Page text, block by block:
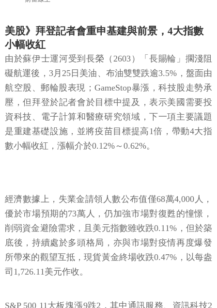
美股》拜登記者會重申基建與前景，4大指數
小幅收紅
由於蘇伊士運河受到長榮（2603）「長賜輪」擱淺阻
礙航運後，3月25日美油、布油雙雙跌逾3.5%，盤面由
航空股、郵輪股表現；GameStop暴漲，科技股走勢承
壓，但拜登於記者會於目標中提及，表示美國需要投
資科技、電子計算和醫療研究領域，下一項主要議題
是重建基礎設施，並將疫苗目標提高1倍，帶動4大指
數小幅收紅，漲幅介於0.12%～0.62%。
經濟數據上，失業金請領人數公布值僅68萬4,000人，
優於市場預期的73萬人，仍加強市場對復甦的憧憬，
削弱資金避險需求，且美元指數雖收跌0.11%，但於築
底後，持續處於多頭格局，亦與市場對疫情再度爆發
所帶來的觀望互抵，現貨黃金終場收跌0.47%，以每盎
司1,726.11美元作收。
S&P 500 11大板塊漲9跌2，其中通訊服務、資訊科技2